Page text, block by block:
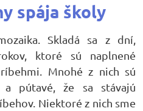
spája školy
Skladá sa z dní,
ktoré sú naplnené
Mnohé z nich sú
pútavé, že sa stávajú
Niektoré z nich sme